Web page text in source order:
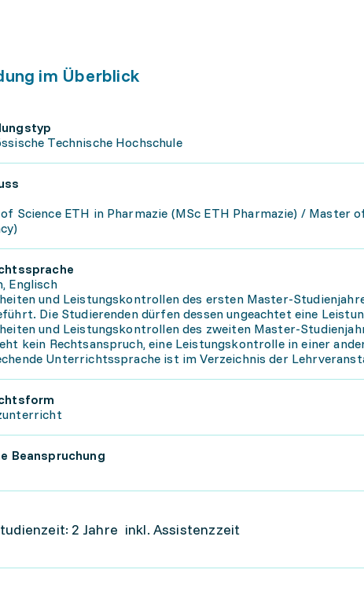
im Überblick
Technische Hochschule
Science ETH in Pharmazie (MSc ETH Pharmazie) / Master
Englisch
und Leistungskontrollen des ersten Master-
Die Studierenden dürfen dessen ungeachtet eine
und Leistungskontrollen des zweiten Master-
kein Rechtsanspruch, eine Leistungskontrolle in einer
Unterrichtssprache ist im Verzeichnis der
Beanspruchung
2 Jahre inkl. Assistenzzeit